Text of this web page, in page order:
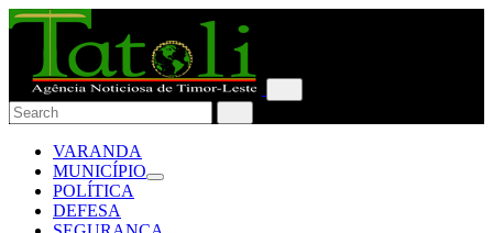
VARANDA
MUNICÍPIO
POLÍTICA
DEFESA